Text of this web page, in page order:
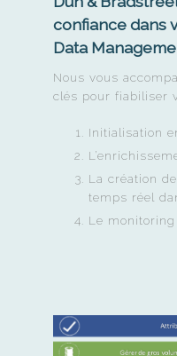
confiance dans
Data
Nous vous
clés pour fiabiliser
Initialisation
La création
temps réel
Le monitoring